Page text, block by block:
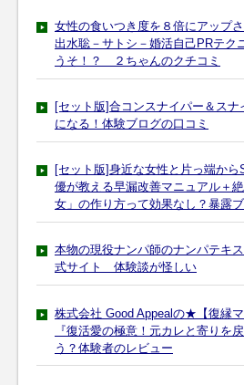
女性の食いつき度を８倍にアップ
出水聡－サトシ－婚活自己PRテク
うそ！？ ２ちゃんのクチコミ
[セット版]合コンスナイパー＆ス
になる！体験ブログの口コミ
[セット版]身近な女性と片っ端か
優が教える早漏改善マニュアル＋
女」の作り方って効果なし？暴露
本物の現役ナンパ師のナンパテキ
式サイト 体験談が怪しい
株式会社 Good Appealの★【復縁
『復活愛の極意！元カレと寄りを
う？体験者のレビュー